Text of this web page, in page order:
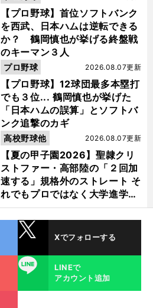
【プロ野球】首位ソフトバンク
を西武、日本ハムは逆転できる
か？ 鶴岡慎也が挙げる終盤戦
のキーマン３人
【プロ野球】12球団最多本塁打
でも３位... 鶴岡慎也が挙げた
「日本ハムの誤算」とソフトバ
ンク追撃のカギ
2026.08.07更新
プロ野球
【夏の甲子園2026】聖隷クリ
ストファー・高部陸の「２回加
速する」規格外のストレート そ
れでもプロではなく大学進学を
選ぶ理由
2026.08.07更新
高校野球他
Xでフォローする
LINE
LINEで
アカウント追加